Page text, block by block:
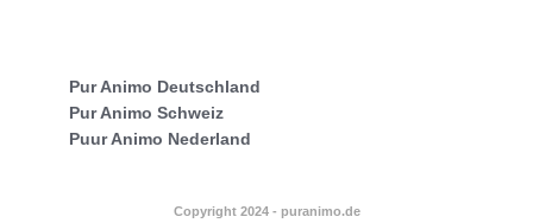
Pur Animo Deutschland
Pur Animo Schweiz
Puur Animo Nederland
Copyright 2024 - puranimo.de